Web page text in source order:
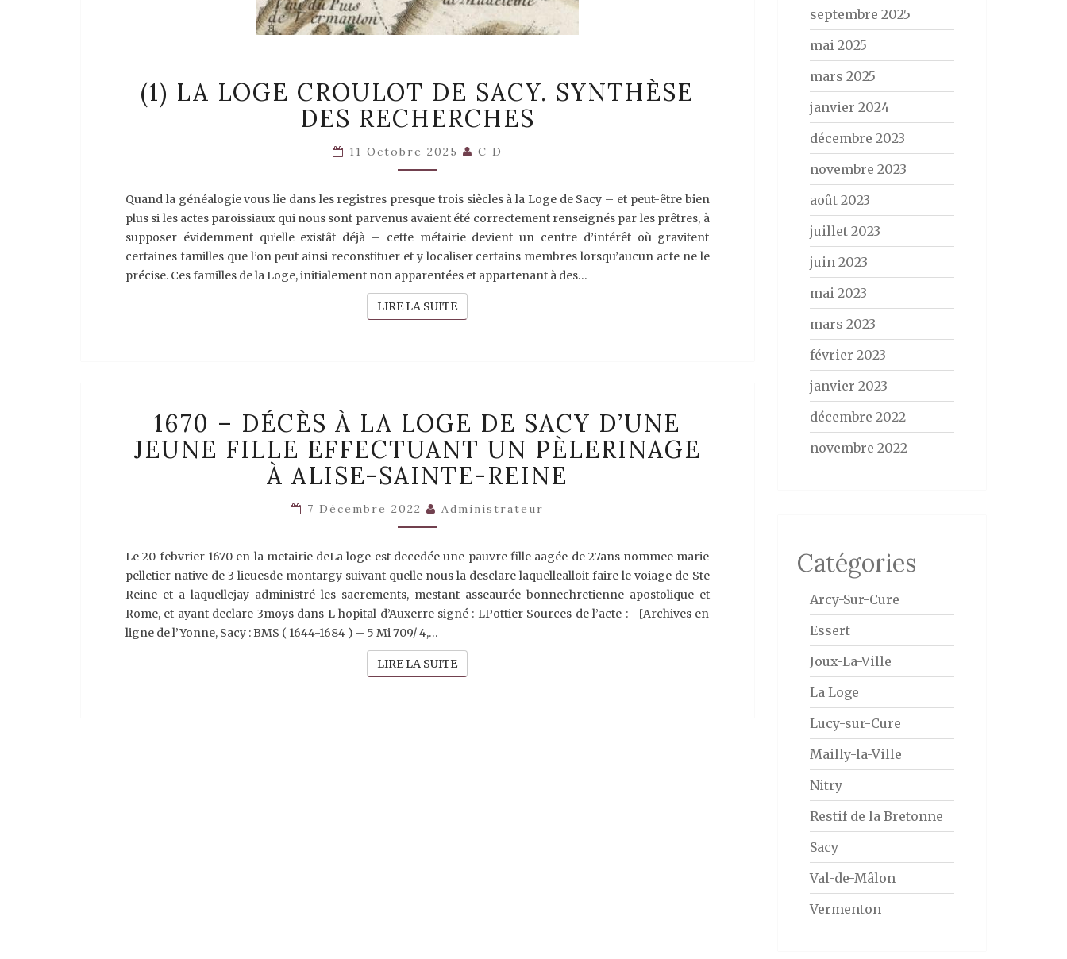
LA
LOGE
CROULOT
SACY.
SYNTHÈSE
RECHERCHES
(1) LA LOGE CROULOT DE SACY. SYNTHÈSE
DES RECHERCHES
11 Octobre 2025 C D
Quand la généalogie vous lie dans les registres presque trois siècles à la Loge de Sacy – et peut-être bien
plus si les actes paroissiaux qui nous sont parvenus avaient été correctement renseignés par les prêtres, à
supposer évidemment qu’elle existât déjà – cette métairie devient un centre d’intérêt où gravitent
certaines familles que l’on peut ainsi reconstituer et y localiser certains membres lorsqu’aucun acte ne le
précise. Ces familles de la Loge, initialement non apparentées et appartenant à des…
LIRE LA SUITELIRE LA SUITE
–
DÉCÈS
À
LA
LOGE
SACY
D’UNE
FILLE
EFFECTUANT
UN
PÈLERINAGE
ALISE-
SAINTE-
REINE
1670 – DÉCÈS À LA LOGE DE SACY D’UNE
JEUNE FILLE EFFECTUANT UN PÈLERINAGE
À ALISE-SAINTE-REINE
7 Décembre 2022 Administrateur
Le 20 febvrier 1670 en la metairie deLa loge est decedée une pauvre fille aagée de 27ans nommee marie
pelletier native de 3 lieuesde montargy suivant quelle nous la desclare laquellealloit faire le voiage de Ste
Reine et a laquellejay administré les sacrements, mestant asseaurée bonnechretienne apostolique et
Rome, et ayant declare 3moys dans L hopital d’Auxerre signé : LPottier Sources de l’acte :– [Archives en
ligne de l’Yonne, Sacy : BMS ( 1644-1684 ) – 5 Mi 709/ 4,…
LIRE LA SUITELIRE LA SUITE
septembre 2025
mai 2025
mars 2025
janvier 2024
décembre 2023
novembre 2023
août 2023
juillet 2023
juin 2023
mai 2023
mars 2023
février 2023
janvier 2023
décembre 2022
novembre 2022
Catégories
Arcy-Sur-Cure
Essert
Joux-La-Ville
La Loge
Lucy-sur-Cure
Mailly-la-Ville
Nitry
Restif de la Bretonne
Sacy
Val-de-Mâlon
Vermenton